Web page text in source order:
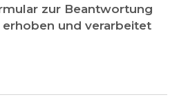
zur Beantwortung
und verarbeitet